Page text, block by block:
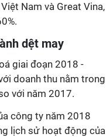
Nam và Great Vina,
dệt may
giai đoạn 2018 -
doanh thu nằm trong
với năm 2017.
công ty năm 2018
lịch sử hoạt động của